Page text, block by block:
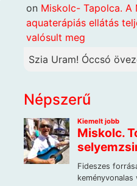
on Miskolc- Tapolca. A
aquaterápiás ellátás
valósult meg
Szia Uram! Óccsó
Népszerű